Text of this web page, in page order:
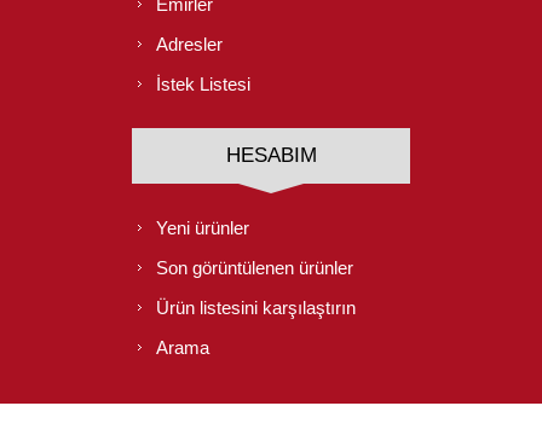
Emirler
Adresler
İstek Listesi
HESABIM
Yeni ürünler
Son görüntülenen ürünler
Ürün listesini karşılaştırın
Arama